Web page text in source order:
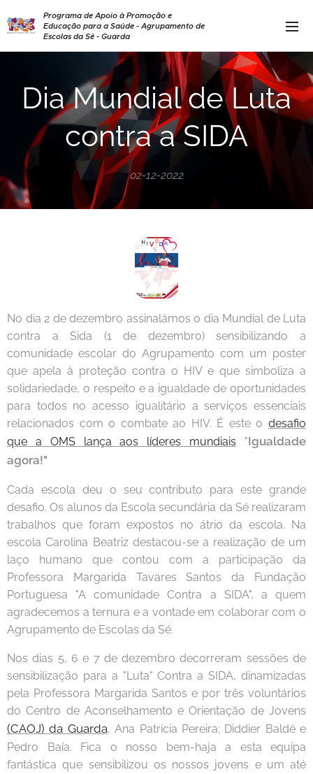
Programa de Apoio à Promoção e
Educação para a Saúde - Agrupamento de
Escolas da Sé - Guarda
Dia Mundial de Luta
contra a SIDA
02-12-2022
No dia 2 de dezembro assinalámos o dia Mundial de Luta
contra a Sida (1 de dezembro) sensibilizando a
comunidade escolar do Agrupamento com um poster
que apela à proteção contra o HIV e que simboliza a
solidariedade, o respeito e a igualdade de oportunidades
para todos no acesso igualitário a serviços essenciais
relacionados com o combate ao HIV. É este o desafio
que a OMS lança aos líderes mundiais "Igualdade
agora!"
Cada escola deu o seu contributo para este grande
desafio. Os alunos da Escola secundária da Sé realizaram
trabalhos que foram expostos no átrio da escola. Na
escola Carolina Beatriz destacou-se a realização de um
laço humano que contou com a participação da
Professora Margarida Tavares Santos da Fundação
Portuguesa "A comunidade Contra a SIDA", a quem
agradecemos a ternura e a vontade em colaborar com o
Agrupamento de Escolas da Sé.
Nos dias 5, 6 e 7 de dezembro decorreram sessões de
sensibilização para a "Luta" Contra a SIDA, dinamizadas
pela Professora Margarida Santos e por três voluntários
do Centro de Aconselhamento e Orientação de Jovens
(CAOJ) da Guarda, Ana Patrícia Pereira; Diddier Baldé e
Pedro Baía. Fica o nosso bem-haja a esta equipa
fantástica que sensibilizou os nossos jovens e um até